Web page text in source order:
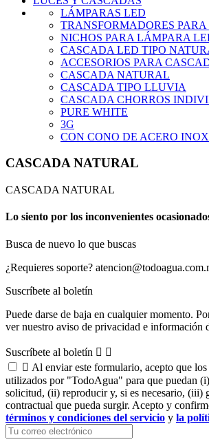
LÁMPARAS LED
TRANSFORMADORES
NICHOS PARA LÁMPARA
CASCADA LED TIPO
ACCESORIOS PARA
CASCADA NATURAL
CASCADA TIPO LLUVIA
CASCADA CHORROS
PURE WHITE
3G
CON CONO DE ACERO
CASCADA NATURAL
CASCADA NATURAL
Lo siento por los inconvenientes
Busca de nuevo lo que buscas
¿Requieres soporte?
Suscríbete al boletín
Puede darse de baja en cualquier momento.
ver nuestro aviso de privacidad e información
Suscríbete al boletín  
 Al enviar este formulario, acepto que los
utilizados por "TodoAgua" para que puedan
solicitud, (ii) reproducir y, si es necesario, (iii)
contractual que pueda surgir. Acepto y
términos y condiciones del servicio y la